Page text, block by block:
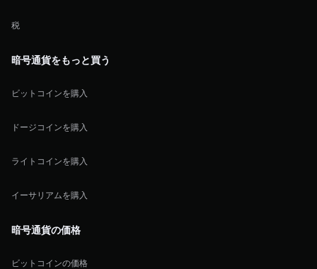
税
暗号通貨をもっと買う
ビットコインを購入
ドージコインを購入
ライトコインを購入
イーサリアムを購入
暗号通貨の価格
ビットコインの価格